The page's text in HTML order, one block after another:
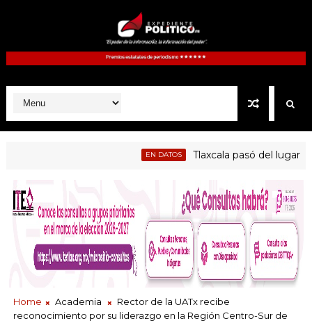
EN DATOS Tlaxcala pasó del lugar 28 al
Home Academia
Rector de la UATx recibe
reconocimiento por su liderazgo en la Región Centro-Sur de